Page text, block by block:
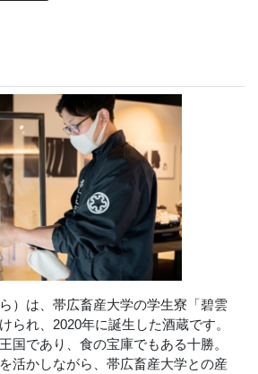
）は、帯広畜産大学の学生寮「碧雲
られ、2020年に誕生した酒蔵です。
国であり、食の宝庫でもある十勝。
活かしながら、帯広畜産大学との産